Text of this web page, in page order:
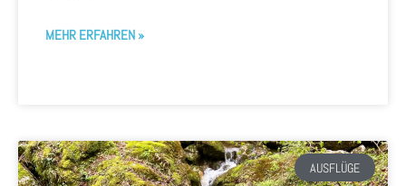
MEHR ERFAHREN »
AUSFLÜGE